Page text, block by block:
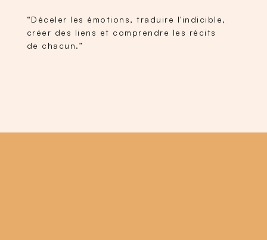
“Déceler les émotions, traduire l'indicible,
créer des liens et comprendre les récits
de chacun.”